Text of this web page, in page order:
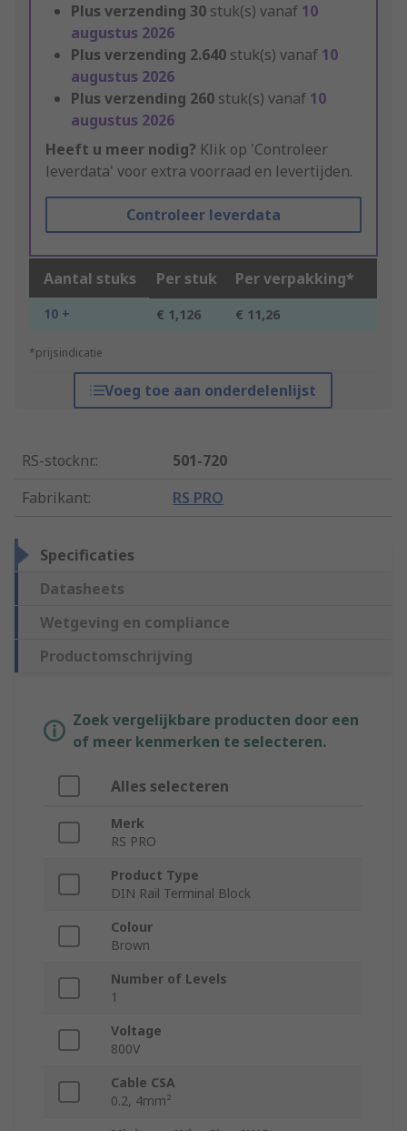
Plus verzending 30 stuk(s) vanaf 10
augustus 2026
Plus verzending 2.640 stuk(s) vanaf 10
augustus 2026
Plus verzending 260 stuk(s) vanaf 10
augustus 2026
Heeft u meer nodig? Klik op 'Controleer
leverdata' voor extra voorraad en levertijden.
Controleer leverdata
Aantal stuks Per stuk Per verpakking*
10 + € 1,126 € 11,26
*prijsindicatie
Voeg toe aan onderdelenlijst
RS-stocknr.:
501-720
Fabrikant: RS PRO
Specificaties
Datasheets
Wetgeving en compliance
Productomschrijving
Zoek vergelijkbare producten door een
of meer kenmerken te selecteren.
Alles selecteren
Merk
RS PRO
Product Type
DIN Rail Terminal Block
Colour
Brown
Number of Levels
1
Voltage
800V
Cable CSA
0.2, 4mm²